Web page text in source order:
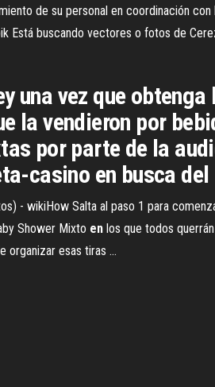
de su personal en coordinación
Está buscando vectores o fotos de
una vez que
la vendieron por
por parte de la
casino en busca
- wikiHow Salta al paso 1 para
Shower Mixto en los que todos
organizar esas tiras ...